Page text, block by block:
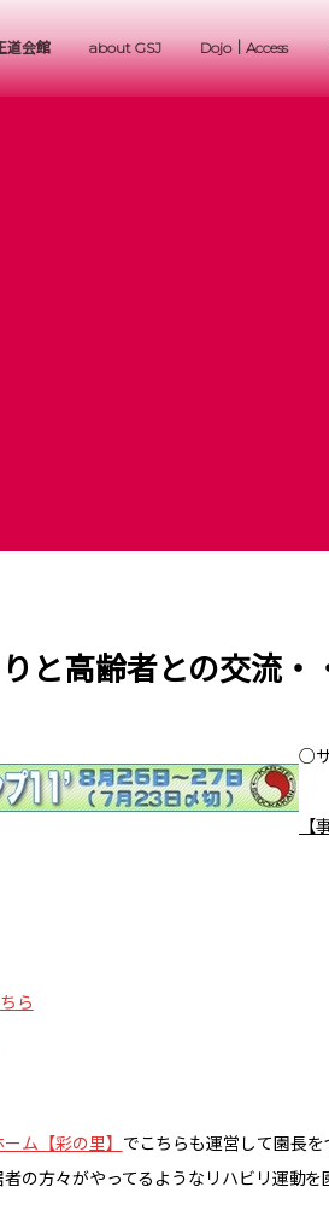
道会館 about GSJ Dojo｜Access
と高齢者との交流・
○
【
ら
ム【彩の里】 でこちらも運営して園長を
の方々がやってるようなリハビリ運動